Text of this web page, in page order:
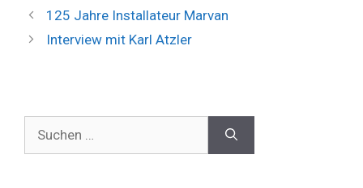
125 Jahre Installateur Marvan
Interview mit Karl Atzler
nach: